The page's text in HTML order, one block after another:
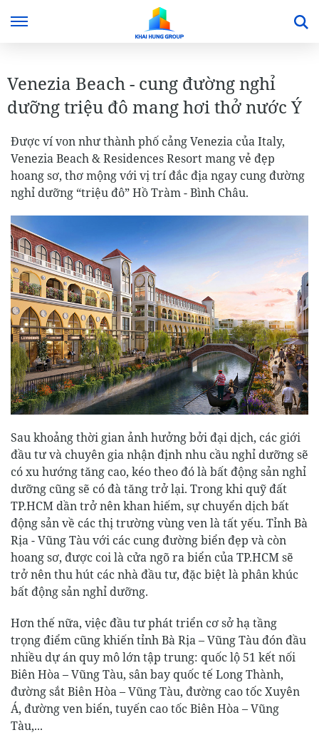
Venezia Beach - cung đường nghỉ
dưỡng triệu đô mang hơi thở nước Ý
Được ví von như thành phố cảng Venezia của Italy,
Venezia Beach & Residences Resort mang vẻ đẹp
hoang sơ, thơ mộng với vị trí đắc địa ngay cung đường
nghỉ dưỡng “triệu đô” Hồ Tràm - Bình Châu.
Sau khoảng thời gian ảnh hưởng bởi đại dịch, các giới
đầu tư và chuyên gia nhận định nhu cầu nghỉ dưỡng sẽ
có xu hướng tăng cao, kéo theo đó là bất động sản nghỉ
dưỡng cũng sẽ có đà tăng trở lại. Trong khi quỹ đất
TP.HCM dần trở nên khan hiếm, sự chuyển dịch bất
động sản về các thị trường vùng ven là tất yếu. Tỉnh Bà
Rịa - Vũng Tàu với các cung đường biển đẹp và còn
hoang sơ, được coi là cửa ngõ ra biển của TP.HCM sẽ
trở nên thu hút các nhà đầu tư, đặc biệt là phân khúc
bất động sản nghỉ dưỡng.
Hơn thế nữa, việc đầu tư phát triển cơ sở hạ tầng
trọng điểm cũng khiến tỉnh Bà Rịa – Vũng Tàu đón đầu
nhiều dự án quy mô lớn tập trung: quốc lộ 51 kết nối
Biên Hòa – Vũng Tàu, sân bay quốc tế Long Thành,
đường sắt Biên Hòa – Vũng Tàu, đường cao tốc Xuyên
Á, đường ven biển, tuyến cao tốc Biên Hòa – Vũng
Tàu,...